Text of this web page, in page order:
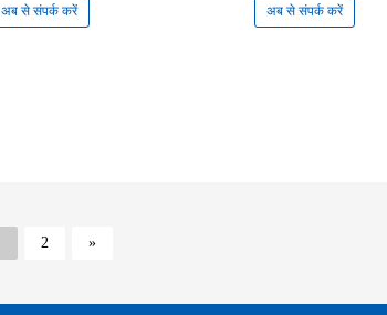
अब से संपर्क करें अब से संपर्क करें
2 »